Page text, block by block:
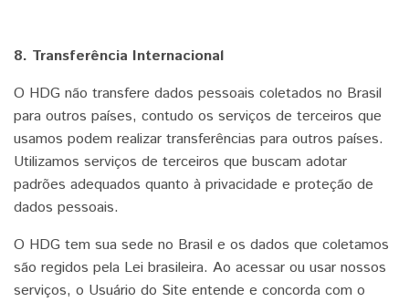
8. Transferência Internacional
O HDG não transfere dados pessoais coletados no Brasil
para outros países, contudo os serviços de terceiros que
usamos podem realizar transferências para outros países.
Utilizamos serviços de terceiros que buscam adotar
padrões adequados quanto à privacidade e proteção de
dados pessoais.
O HDG tem sua sede no Brasil e os dados que coletamos
são regidos pela Lei brasileira. Ao acessar ou usar nossos
serviços, o Usuário do Site entende e concorda com o